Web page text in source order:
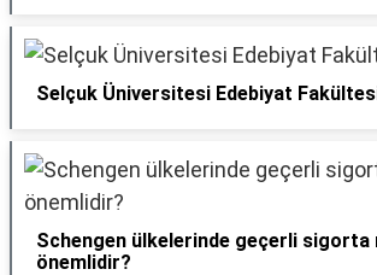
Selçuk Üniversitesi Edebiyat
Schengen ülkelerinde geçerli sigorta
önemlidir?